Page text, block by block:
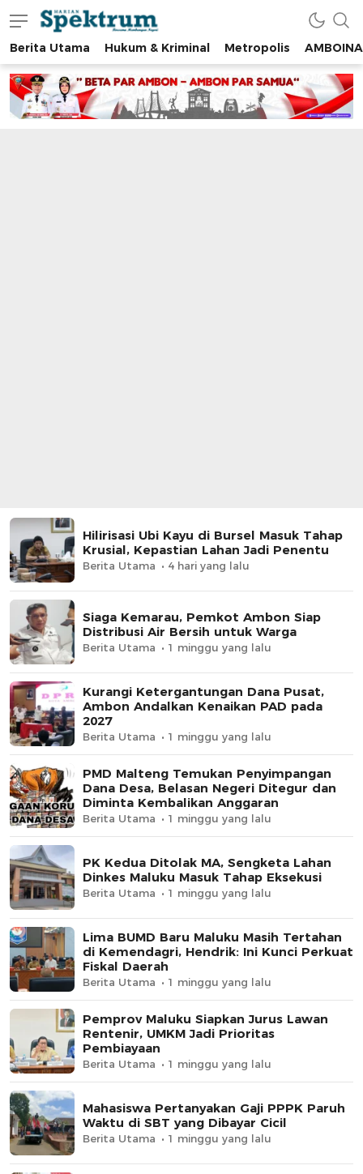
spektrumonline.com
Berita Utama Hukum & Kriminal Metropolis AMBOINA
Hilirisasi Ubi Kayu di Bursel Masuk Tahap
Krusial, Kepastian Lahan Jadi Penentu
Berita Utama 4 hari yang lalu
Siaga Kemarau, Pemkot Ambon Siap
Distribusi Air Bersih untuk Warga
Berita Utama 1 minggu yang lalu
Kurangi Ketergantungan Dana Pusat,
Ambon Andalkan Kenaikan PAD pada
2027
Berita Utama 1 minggu yang lalu
PMD Malteng Temukan Penyimpangan
Dana Desa, Belasan Negeri Ditegur dan
Diminta Kembalikan Anggaran
Berita Utama 1 minggu yang lalu
PK Kedua Ditolak MA, Sengketa Lahan
Dinkes Maluku Masuk Tahap Eksekusi
Berita Utama 1 minggu yang lalu
Lima BUMD Baru Maluku Masih Tertahan
di Kemendagri, Hendrik: Ini Kunci Perkuat
Fiskal Daerah
Berita Utama 1 minggu yang lalu
Pemprov Maluku Siapkan Jurus Lawan
Rentenir, UMKM Jadi Prioritas
Pembiayaan
Berita Utama 1 minggu yang lalu
Mahasiswa Pertanyakan Gaji PPPK Paruh
Waktu di SBT yang Dibayar Cicil
Berita Utama 1 minggu yang lalu